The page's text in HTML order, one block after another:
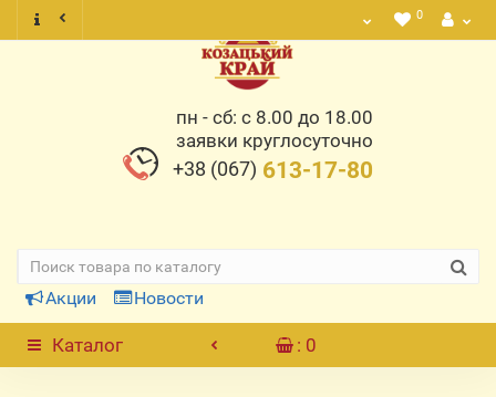
0
пн - сб: с 8.00 до 18.00
заявки круглосуточно
+38 (067) 613-17-80
Акции Новости
Каталог : 0